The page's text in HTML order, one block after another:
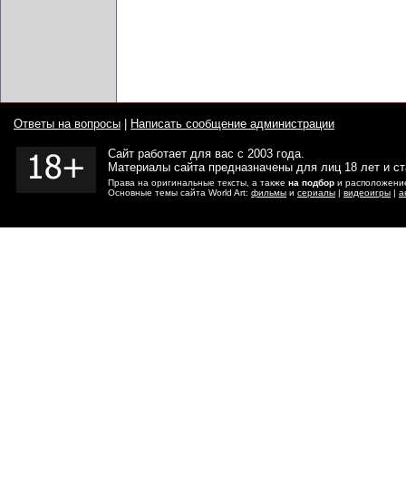
Ответы на вопросы Написать сообщение администрации
Сайт работает для вас с 2003 года.
Материалы сайта предназначены для лиц 18 лет и
Права на оригинальные тексты, а также на подбор и
Основные темы сайта World Art: фильмы и сериалы | видеоигры |